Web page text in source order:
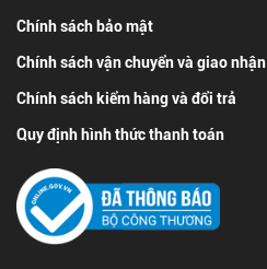
Chính sách bảo mật
Chính sách vận chuyển và giao nhận
Chính sách kiểm hàng và đổi trả
Quy định hình thức thanh toán